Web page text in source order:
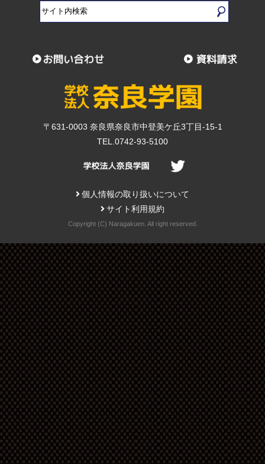
〒631-0003 奈良県奈良市中登美ケ丘3丁目-15-1
TEL.0742-93-5100
個人情報の取り扱いについて
サイト利用規約
Copyright (C) Naragakuen. All right reserved.